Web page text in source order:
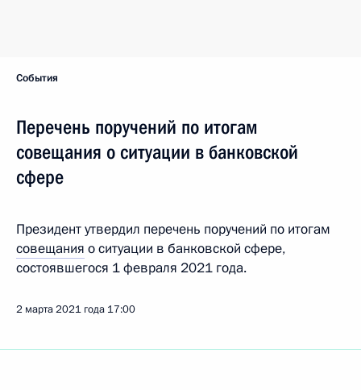
События
Перечень поручений по итогам
совещания о ситуации в банковской
сфере
Президент утвердил перечень поручений по итогам
совещания о ситуации в банковской сфере,
состоявшегося 1 февраля 2021 года.
2 марта 2021 года 17:00